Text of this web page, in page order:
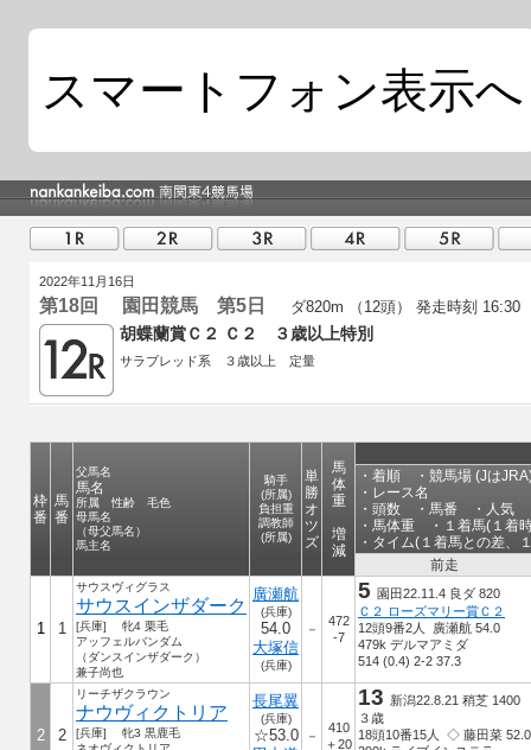
スマートフォン表示へ
2022年11月16日
第18回 園田競馬 第5日 ダ820m （12頭） 発走時刻 16:30
胡蝶蘭賞Ｃ２ Ｃ２ ３歳以上特別
サラブレッド系 ３歳以上 定量
枠
番
馬
番
父馬名
馬名
所属 性齢 毛色
母馬名
（母父馬名）
馬主名
騎手
(所属)
負担重
調教師
(所属)
単
勝
オ
ツ
ズ
馬
体
重
増
減
・着順 ・競馬場 (Jは
・レース名
・頭数 ・馬番 ・人気
・馬体重 ・１着馬(１着
・タイム(１着馬との差、
前走
1 1
サウスヴィグラス
サウスインザダーク
[兵庫] 牝4 栗毛
アッフェルバンダム
（ダンスインザダーク）
兼子尚也
廣瀬航
(兵庫)
54.0
大塚信
(兵庫)
－
472
-7
5 園田22.11.4 良ダ 820
Ｃ２ ローズマリー賞Ｃ２
12頭9番2人 廣瀬航 54.0
479k デルマアミダ
514 (0.4) 2-2 37.3
2 2
リーチザクラウン
ナウヴィクトリア
[兵庫] 牝3 黒鹿毛
長尾翼
(兵庫)
☆53.0
－
410
＋20
13 新潟22.8.21 稍芝 1400
３歳
18頭10番15人 ◇ 藤田菜 52.0